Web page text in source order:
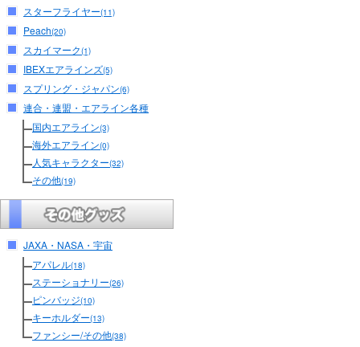
スターフライヤー(11)
Peach(20)
スカイマーク(1)
IBEXエアラインズ(5)
スプリング・ジャパン(6)
連合・連盟・エアライン各種
国内エアライン(3)
海外エアライン(0)
人気キャラクター(32)
その他(19)
JAXA・NASA・宇宙
アパレル(18)
ステーショナリー(26)
ピンバッジ(10)
キーホルダー(13)
ファンシー/その他(38)